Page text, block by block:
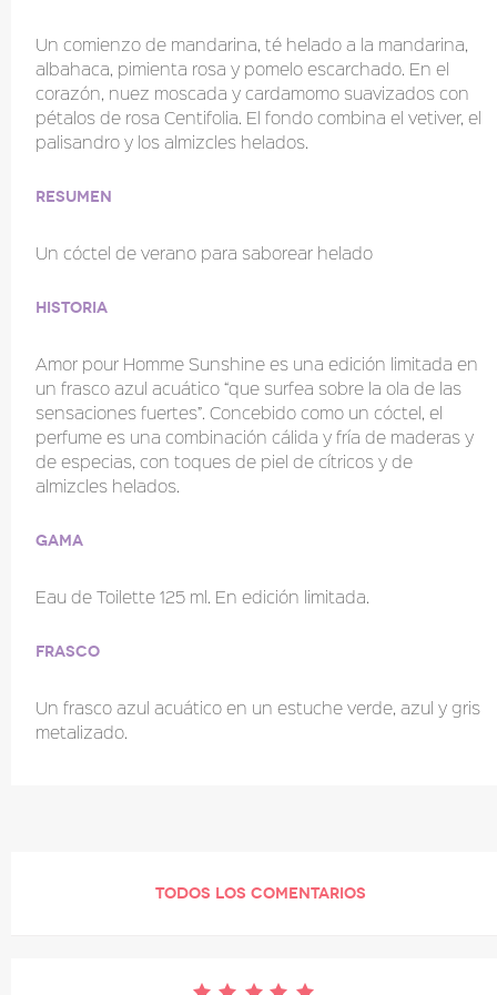
Un comienzo de mandarina, té helado a la mandarina,
albahaca, pimienta rosa y pomelo escarchado. En el
corazón, nuez moscada y cardamomo suavizados con
pétalos de rosa Centifolia. El fondo combina el vetiver, el
palisandro y los almizcles helados.
Resumen
Un cóctel de verano para saborear helado
Historia
Amor pour Homme Sunshine es una edición limitada en
un frasco azul acuático “que surfea sobre la ola de las
sensaciones fuertes”. Concebido como un cóctel, el
perfume es una combinación cálida y fría de maderas y
de especias, con toques de piel de cítricos y de
almizcles helados.
Gama
Eau de Toilette 125 ml. En edición limitada.
Frasco
Un frasco azul acuático en un estuche verde, azul y gris
metalizado.
TODOS LOS COMENTARIOS